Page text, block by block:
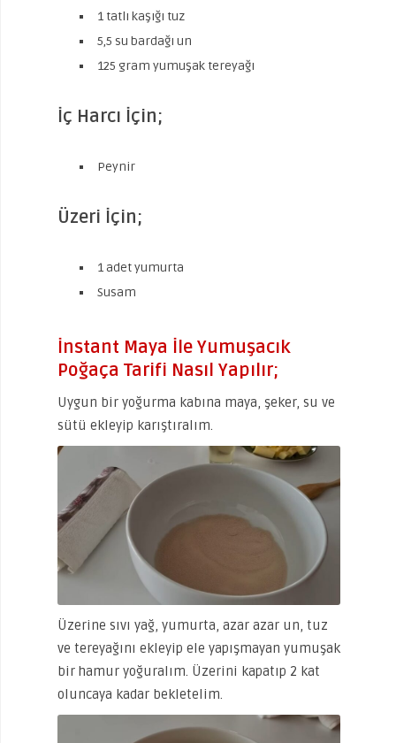
1 tatlı kaşığı tuz
5,5 su bardağı un
125 gram yumuşak tereyağı
İç Harcı İçin;
Peynir
Üzeri İçin;
1 adet yumurta
Susam
İnstant Maya İle Yumuşacık
Poğaça Tarifi Nasıl Yapılır;
Uygun bir yoğurma kabına maya, şeker, su ve
sütü ekleyip karıştıralım.
Üzerine sıvı yağ, yumurta, azar azar un, tuz
ve tereyağını ekleyip ele yapışmayan yumuşak
bir hamur yoğuralım. Üzerini kapatıp 2 kat
oluncaya kadar bekletelim.